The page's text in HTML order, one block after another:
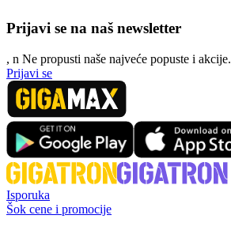
Prijavi se na naš newsletter
, n Ne propusti naše najveće popuste i akcije.
Prijavi se
Isporuka
Šok cene i promocije